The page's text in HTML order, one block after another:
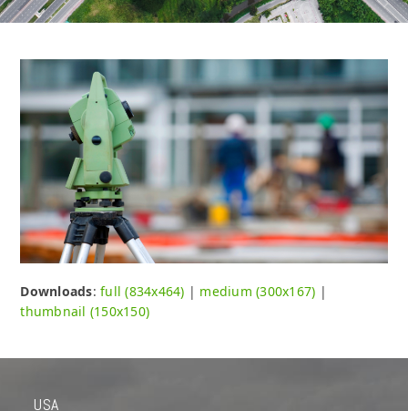
Downloads:full (834x464) | medium (300x167) |
thumbnail (150x150)
USA